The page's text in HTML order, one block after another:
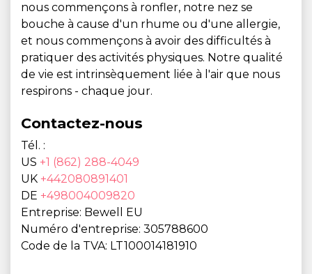
nous commençons à ronfler, notre nez se
bouche à cause d'un rhume ou d'une allergie,
et nous commençons à avoir des difficultés à
pratiquer des activités physiques. Notre qualité
de vie est intrinsèquement liée à l'air que nous
respirons - chaque jour.
Contactez-nous
Tél. :
US +1 (862) 288-4049
UK +442080891401
DE +498004009820
Entreprise: Bewell EU
Numéro d'entreprise: 305788600
Code de la TVA: LT100014181910